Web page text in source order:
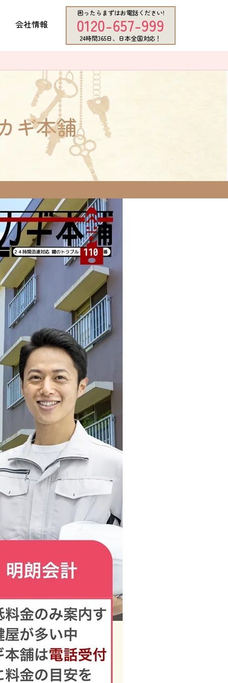
会社情報
困ったらまずはお電話ください!
0120-657-999
24時間365日、日本全国対応！
ギ本舗